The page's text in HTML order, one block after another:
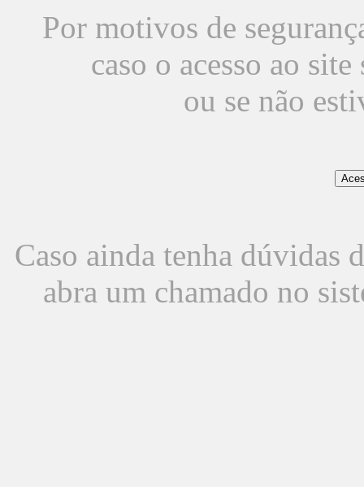
Por motivos de
caso o acesso ao
ou se não
Caso ainda tenha dúvidas
abra um chamado no